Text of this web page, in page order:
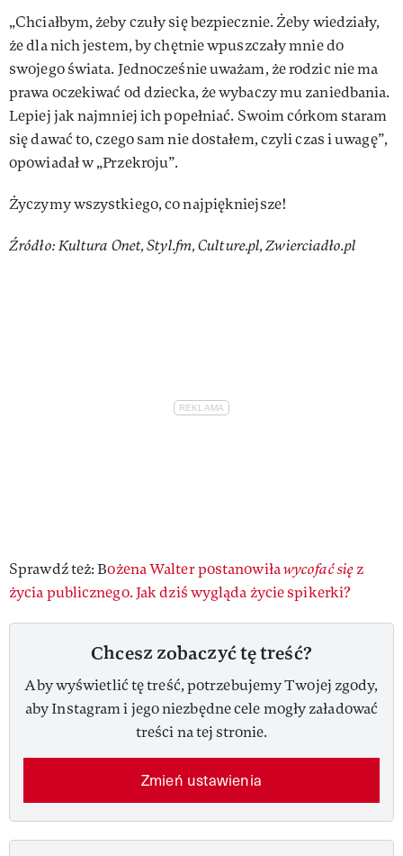
„Chciałbym, żeby czuły się bezpiecznie. Żeby wiedziały,
że dla nich jestem, by chętnie wpuszczały mnie do
swojego świata. Jednocześnie uważam, że rodzic nie ma
prawa oczekiwać od dziecka, że wybaczy mu zaniedbania.
Lepiej jak najmniej ich popełniać. Swoim córkom staram
się dawać to, czego sam nie dostałem, czyli czas i uwagę”,
opowiadał w „Przekroju”.
Życzymy wszystkiego, co najpiękniejsze!
Źródło: Kultura Onet, Styl.fm, Culture.pl, Zwierciadło.pl
Sprawdź też: Bożena Walter postanowiławycofać sięz
życia publicznego. Jak dziś wygląda życie spikerki?
Chcesz zobaczyć tę treść?
Aby wyświetlić tę treść, potrzebujemy Twojej zgody,
aby Instagram i jego niezbędne cele mogły załadować
treści na tej stronie.
Zmień ustawienia